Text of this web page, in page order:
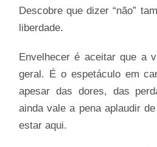
Descobre que dizer “não”
liberdade.
Envelhecer é aceitar que a
geral. É o espetáculo em
apesar das dores, das
ainda vale a pena aplaudir
estar aqui.